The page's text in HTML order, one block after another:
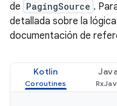
de PagingSource .
detallada sobre la
documentación de
Kotlin